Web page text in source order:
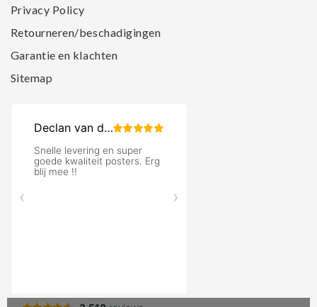
Privacy Policy
Retourneren/beschadigingen
Garantie en klachten
Sitemap